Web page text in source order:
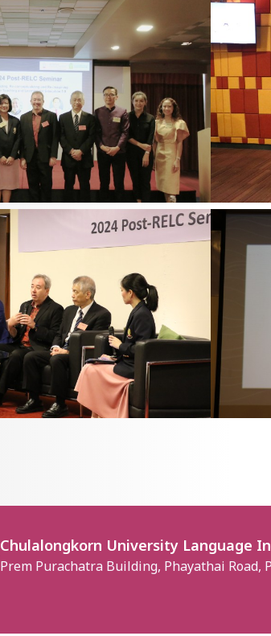
Chulalongkorn University Language
Prem Purachatra Building, Phayathai Road,